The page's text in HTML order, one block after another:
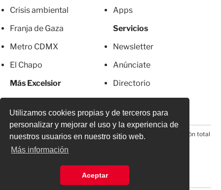
Utilizamos cookies propias y de terceros para
personalizar y mejorar el uso y la experiencia de
nuestros usuarios en nuestro sitio web.
Más información
Aceptar
Crisis ambiental
Franja de Gaza
Metro CDMX
El Chapo
Más Excelsior
Apps
Servicios
Newsletter
Anúnciate
Directorio
© 2026 Todos los derechos reservados. Prohibida la reproducción total
o parcial, incluyendo cualquier medio electrónico*